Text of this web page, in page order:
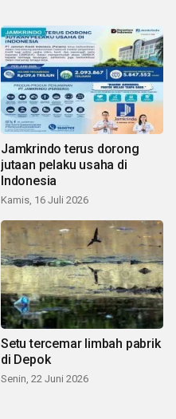
Jamkrindo terus dorong
jutaan pelaku usaha di
Indonesia
Kamis, 16 Juli 2026
Setu tercemar limbah pabrik
di Depok
Senin, 22 Juni 2026